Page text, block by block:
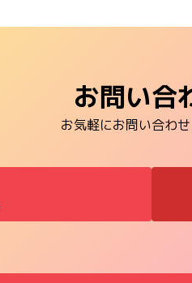
お問い合
お気軽にお問い合わ